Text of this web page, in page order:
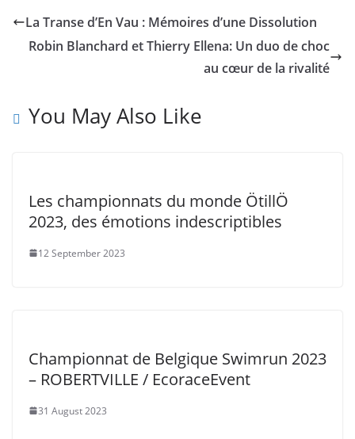
La Transe d’En Vau : Mémoires d’une Dissolution
Robin Blanchard et Thierry Ellena: Un duo de choc
au cœur de la rivalité
You May Also Like
Les championnats du monde ÖtillÖ
2023, des émotions indescriptibles
12 September 2023
Championnat de Belgique Swimrun 2023
– ROBERTVILLE / EcoraceEvent
31 August 2023